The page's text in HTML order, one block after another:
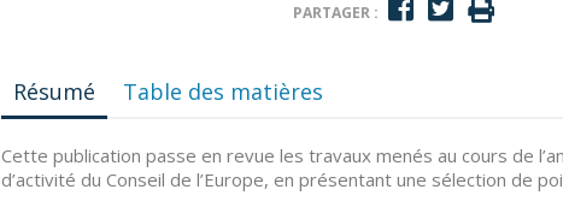
PARTAGER :
Résumé Table des matières
Cette publication passe en revue les travaux menés au cours de
d’activité du Conseil de l’Europe, en présentant une sélection de